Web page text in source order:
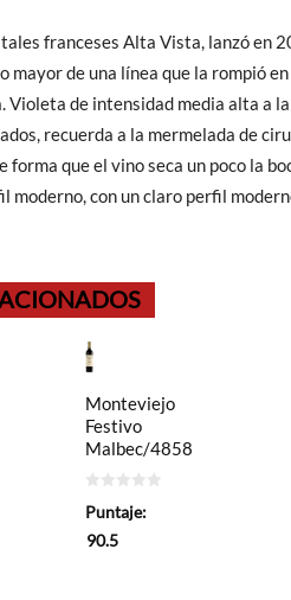
franceses Alta Vista, lanzó en
mayor de una línea que la rompió
Violeta de intensidad media alta a
recuerda a la mermelada de
forma que el vino seca un poco la
moderno, con un claro perfil
Monteviejo
Festivo
Malbec/4858
de
Puntaje:
90.5